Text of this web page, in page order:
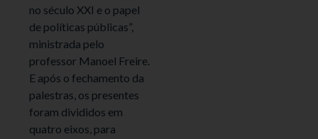
no século XXI e o papel
de políticas públicas”,
ministrada pelo
professor Manoel Freire.
E após o fechamento da
palestras, os presentes
foram divididos em
quatro eixos, para